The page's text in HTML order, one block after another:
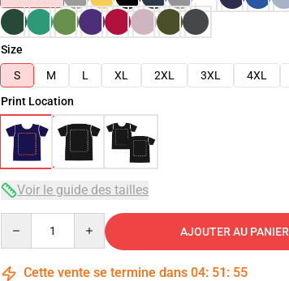
Size
S
M L XL 2XL 3XL 4XL
Print Location
Voir le guide des tailles
AJOUTER AU PANIER
Cette vente se termine dans 04: 51 : 54